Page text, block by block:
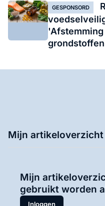
GESPONSORD
Mijn artikeloverzicht
Mijn
gebruikt worden
Inloggen